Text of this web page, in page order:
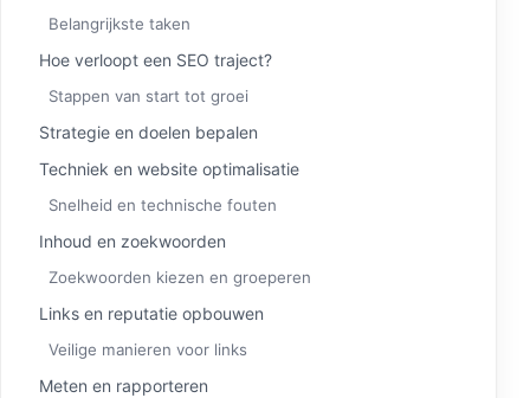
Belangrijkste taken
Hoe verloopt een SEO traject?
Stappen van start tot groei
Strategie en doelen bepalen
Techniek en website optimalisatie
Snelheid en technische fouten
Inhoud en zoekwoorden
Zoekwoorden kiezen en groeperen
Links en reputatie opbouwen
Veilige manieren voor links
Meten en rapporteren